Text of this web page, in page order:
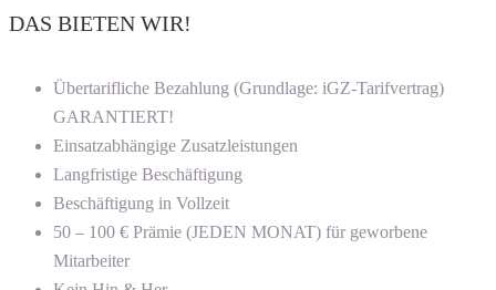
DAS BIETEN WIR!
Übertarifliche Bezahlung (Grundlage: iGZ-Tarifvertrag)
GARANTIERT!
Einsatzabhängige Zusatzleistungen
Langfristige Beschäftigung
Beschäftigung in Vollzeit
50 – 100 € Prämie (JEDEN MONAT) für geworbene
Mitarbeiter